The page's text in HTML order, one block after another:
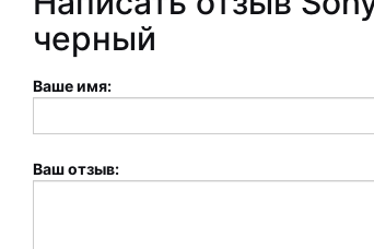
черный
Ваше имя:
Ваш отзыв: